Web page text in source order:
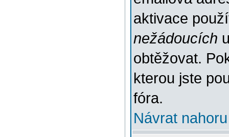
aktivace
nežádoucích
obtěžovat.
kterou jste
fóra.
Návrat nahoru